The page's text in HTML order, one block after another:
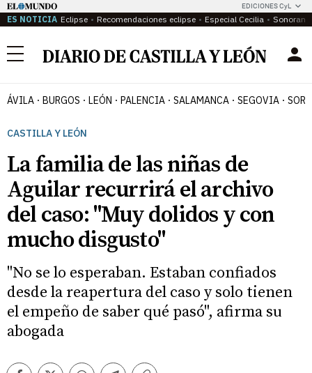
EDICIONES CyL
ES NOTICIA Eclipse Recomendaciones eclipse Especial Cecilia
Menú
ÁVILA BURGOS LEÓN PALENCIA SALAMANCA SEGOVIA
CASTILLA Y LEÓN
La familia de las niñas de
Aguilar recurrirá el archivo
del caso: "Muy dolidos y con
mucho disgusto"
"No se lo esperaban. Estaban confiados
desde la reapertura del caso y solo tienen
el empeño de saber qué pasó", afirma su
abogada